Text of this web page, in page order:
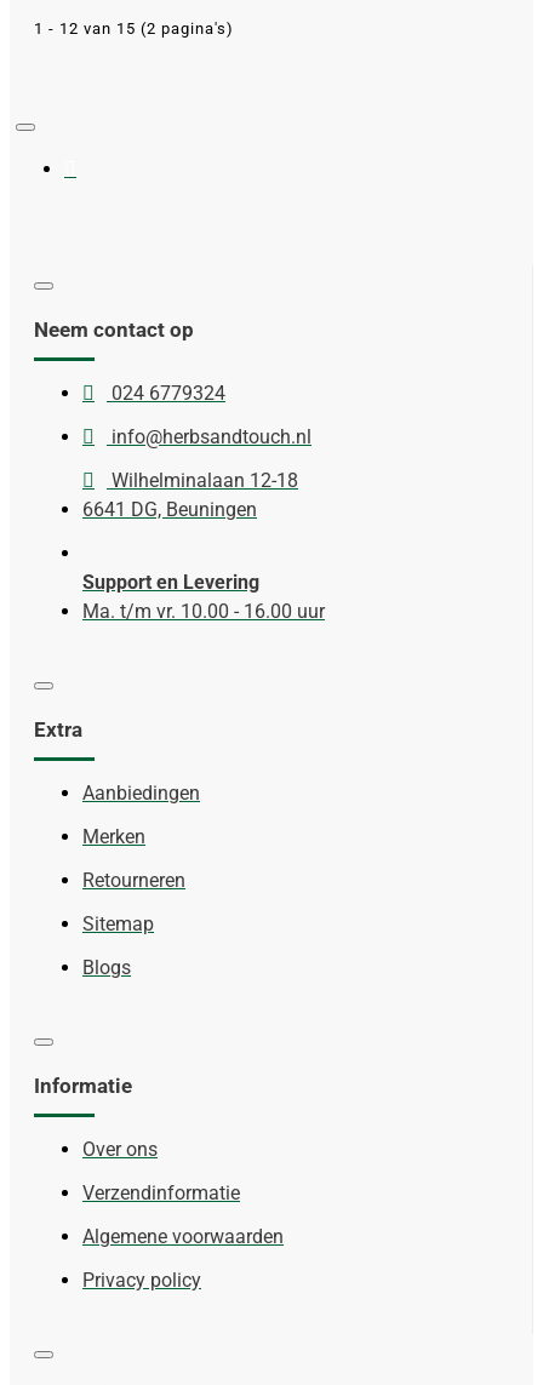
1 - 12 van 15 (2 pagina's)
Neem contact op
024 6779324
info@herbsandtouch.nl
Wilhelminalaan 12-18
6641 DG, Beuningen
Support en Levering
Ma. t/m vr. 10.00 - 16.00 uur
Extra
Aanbiedingen
Merken
Retourneren
Sitemap
Blogs
Informatie
Over ons
Verzendinformatie
Algemene voorwaarden
Privacy policy